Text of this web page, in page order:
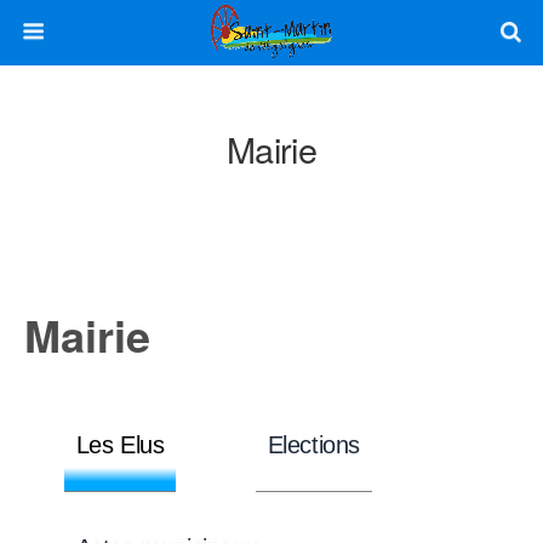
Mairie
Mairie
Les Elus Elections